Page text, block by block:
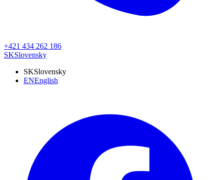
+421 434 262 186
SKSlovensky
SKSlovensky
ENEnglish